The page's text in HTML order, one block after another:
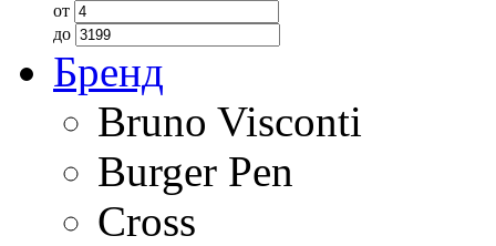
от
до
Бренд
Bruno Visconti
Burger Pen
Cross